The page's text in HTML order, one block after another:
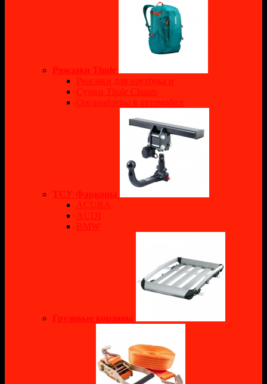
Рюкзаки Thule
Рюкзаки для ноутбука и
Сумки Thule Chasm
Органайзеры в автомобил
ТСУ Фаркопы
ACURA
AUDI
BMW
Грузовые корзины